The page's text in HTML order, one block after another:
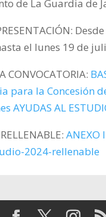
de La Guardia de
el lunes 19 de
CONVOCATORIA:
para la Concesión
AYUDAS AL
ANEXO
2024-rellenable